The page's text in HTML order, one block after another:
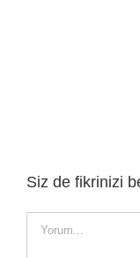
Siz de fikrinizi